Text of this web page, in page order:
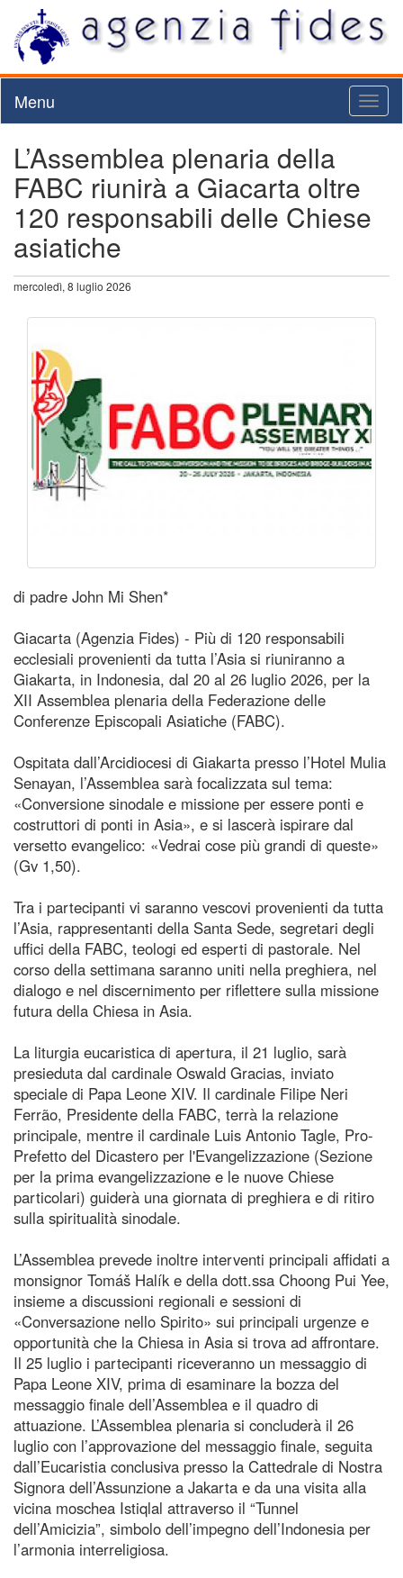
Menu
L’Assemblea plenaria della
FABC riunirà a Giacarta oltre
120 responsabili delle Chiese
asiatiche
mercoledì, 8 luglio 2026
di padre John Mi Shen*
Giacarta (Agenzia Fides) - Più di 120 responsabili
ecclesiali provenienti da tutta l’Asia si riuniranno a
Giakarta, in Indonesia, dal 20 al 26 luglio 2026, per la
XII Assemblea plenaria della Federazione delle
Conferenze Episcopali Asiatiche (FABC).
Ospitata dall’Arcidiocesi di Giakarta presso l’Hotel Mulia
Senayan, l’Assemblea sarà focalizzata sul tema:
«Conversione sinodale e missione per essere ponti e
costruttori di ponti in Asia», e si lascerà ispirare dal
versetto evangelico: «Vedrai cose più grandi di queste»
(Gv 1,50).
Tra i partecipanti vi saranno vescovi provenienti da tutta
l’Asia, rappresentanti della Santa Sede, segretari degli
uffici della FABC, teologi ed esperti di pastorale. Nel
corso della settimana saranno uniti nella preghiera, nel
dialogo e nel discernimento per riflettere sulla missione
futura della Chiesa in Asia.
La liturgia eucaristica di apertura, il 21 luglio, sarà
presieduta dal cardinale Oswald Gracias, inviato
speciale di Papa Leone XIV. Il cardinale Filipe Neri
Ferrão, Presidente della FABC, terrà la relazione
principale, mentre il cardinale Luis Antonio Tagle, Pro-
Prefetto del Dicastero per l'Evangelizzazione (Sezione
per la prima evangelizzazione e le nuove Chiese
particolari) guiderà una giornata di preghiera e di ritiro
sulla spiritualità sinodale.
L’Assemblea prevede inoltre interventi principali affidati a
monsignor Tomáš Halík e della dott.ssa Choong Pui Yee,
insieme a discussioni regionali e sessioni di
«Conversazione nello Spirito» sui principali urgenze e
opportunità che la Chiesa in Asia si trova ad affrontare.
Il 25 luglio i partecipanti riceveranno un messaggio di
Papa Leone XIV, prima di esaminare la bozza del
messaggio finale dell’Assemblea e il quadro di
attuazione. L’Assemblea plenaria si concluderà il 26
luglio con l’approvazione del messaggio finale, seguita
dall’Eucaristia conclusiva presso la Cattedrale di Nostra
Signora dell’Assunzione a Jakarta e da una visita alla
vicina moschea Istiqlal attraverso il “Tunnel
dell’Amicizia”, simbolo dell’impegno dell’Indonesia per
l’armonia interreligiosa.